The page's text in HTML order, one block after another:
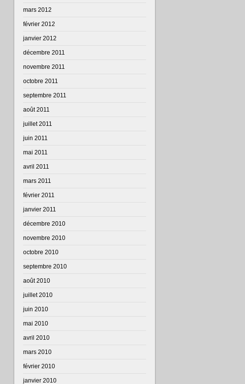
mars 2012
février 2012
janvier 2012
décembre 2011
novembre 2011
octobre 2011
septembre 2011
août 2011
juillet 2011
juin 2011
mai 2011
avril 2011
mars 2011
février 2011
janvier 2011
décembre 2010
novembre 2010
octobre 2010
septembre 2010
août 2010
juillet 2010
juin 2010
mai 2010
avril 2010
mars 2010
février 2010
janvier 2010